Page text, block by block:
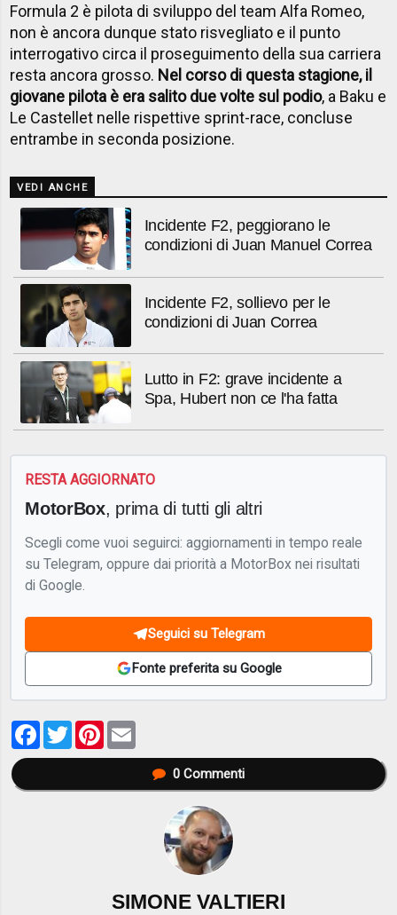
Formula 2 è pilota di sviluppo del team Alfa Romeo,
non è ancora dunque stato risvegliato e il punto
interrogativo circa il proseguimento della sua carriera
resta ancora grosso. Nel corso di questa stagione, il
giovane pilota è era salito due volte sul podio, a Baku e
Le Castellet nelle rispettive sprint-race, concluse
entrambe in seconda posizione.
VEDI ANCHE
Incidente F2, peggiorano le
condizioni di Juan Manuel Correa
Incidente F2, sollievo per le
condizioni di Juan Correa
Lutto in F2: grave incidente a
Spa, Hubert non ce l'ha fatta
RESTA AGGIORNATO
MotorBox, prima di tutti gli altri
Scegli come vuoi seguirci: aggiornamenti in tempo reale
su Telegram, oppure dai priorità a MotorBox nei risultati
di Google.
Seguici su Telegram
Fonte preferita su Google
Facebook
TwitterPinterest
0Commenti
SIMONE VALTIERI